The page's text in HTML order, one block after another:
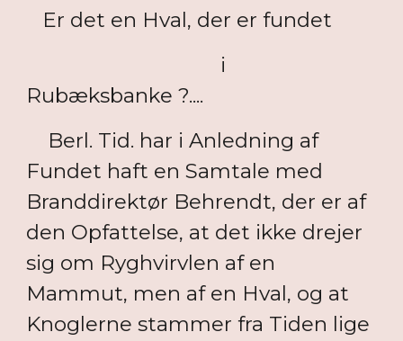
Er det en Hval, der er fundet
i
Rubæksbanke ?....
Berl. Tid. har i Anledning af
Fundet haft en Samtale med
Branddirektør Behrendt, der er af
den Opfattelse, at det ikke drejer
sig om Ryghvirvlen af en
Mammut, men af en Hval, og at
Knoglerne stammer fra Tiden lige